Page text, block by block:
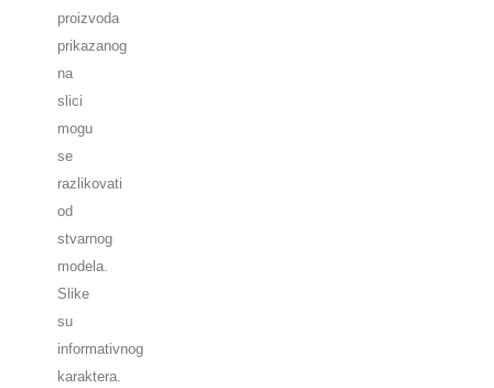
proizvoda
prikazanog
na
slici
mogu
se
razlikovati
od
stvarnog
modela.
Slike
su
informativnog
karaktera.